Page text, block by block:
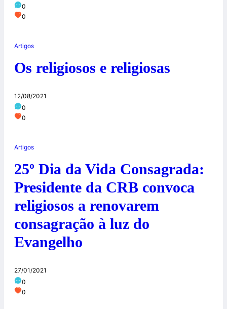
0
0
Artigos
Os religiosos e religiosas
12/08/2021
0
0
Artigos
25º Dia da Vida Consagrada:
Presidente da CRB convoca
religiosos a renovarem
consagração à luz do
Evangelho
27/01/2021
0
0